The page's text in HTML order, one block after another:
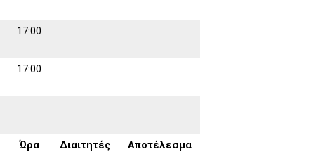
17:00
17:00
Ώρα Διαιτητές
Αποτέλεσμα